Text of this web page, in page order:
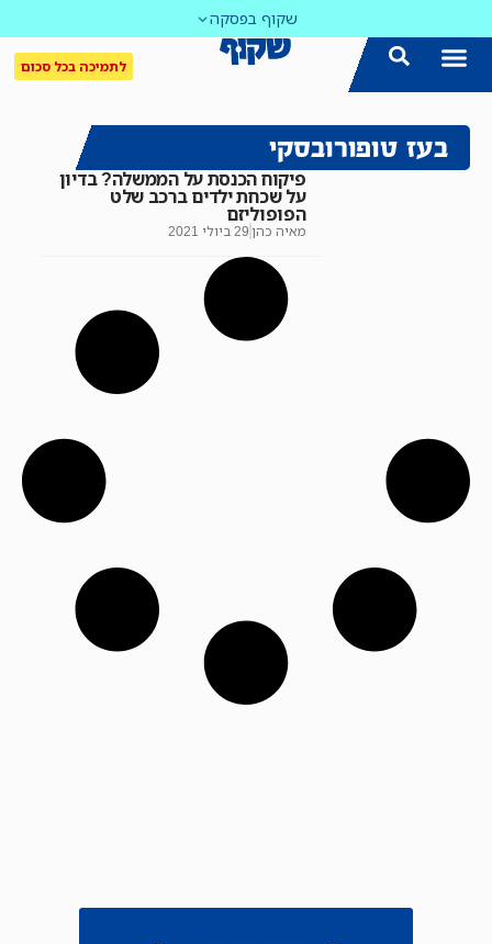
שקוף בפסקה
לתמיכה בכל סכום
בעז טופורובסקי
פיקוח הכנסת על הממשלה? בדיון
על שכחת ילדים ברכב שלט
הפופוליזם
מאיה כהן 29 ביולי 2021